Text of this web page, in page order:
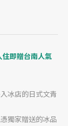
住即贈台南人氣
冰店的日式文青
獨家贈送的冰品